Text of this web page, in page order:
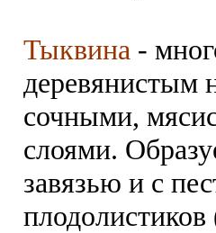
Тыквина -
деревянистым
сочными,
слоями.
завязью и с